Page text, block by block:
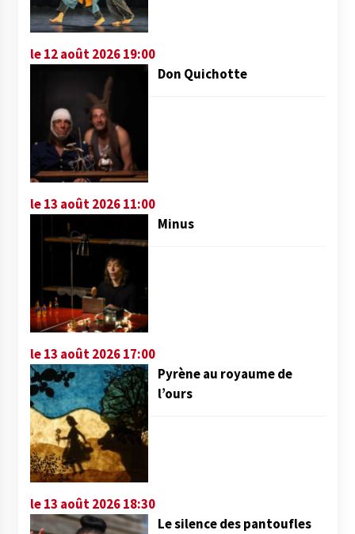
le 12 août 2026 19:00
Don Quichotte
le 13 août 2026 11:00
Minus
le 13 août 2026 17:00
Pyrène au royaume de
l’ours
le 13 août 2026 18:30
Le silence des pantoufles